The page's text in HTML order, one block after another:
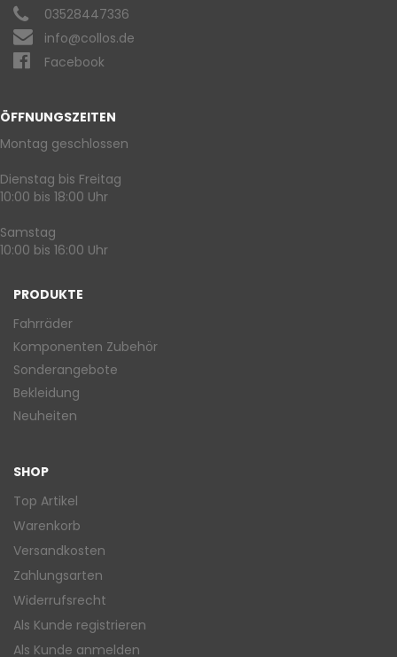
03528447336
info@collos.de
Facebook
ÖFFNUNGSZEITEN
Montag geschlossen
Dienstag bis Freitag
10:00 bis 18:00 Uhr
Samstag
10:00 bis 16:00 Uhr
PRODUKTE
Fahrräder
Komponenten Zubehör
Sonderangebote
Bekleidung
Neuheiten
SHOP
Top Artikel
Warenkorb
Versandkosten
Zahlungsarten
Widerrufsrecht
Als Kunde registrieren
Als Kunde anmelden